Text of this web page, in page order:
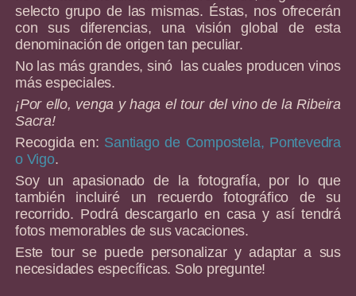
selecto grupo de las mismas. Éstas, nos ofrecerán
con sus diferencias, una visión global de esta
denominación de origen tan peculiar.
No las más grandes, sinó las cuales producen vinos
más especiales.
¡Por ello, venga y haga el tour del vino de la Ribeira
Sacra!
Recogida en: Santiago de Compostela, Pontevedra
o Vigo.
Soy un apasionado de la fotografía, por lo que
también incluiré un recuerdo fotográfico de su
recorrido. Podrá descargarlo en casa y así tendrá
fotos memorables de sus vacaciones.
Este tour se puede personalizar y adaptar a sus
necesidades específicas. Solo pregunte!